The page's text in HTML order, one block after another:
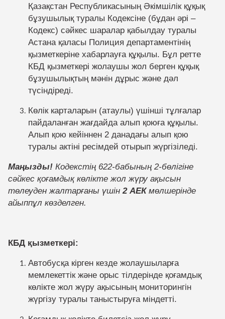
Қазақстан Республикасының Әкімшілік құқық
бұзушылық туралы Кодексіне (бұдан әрі –
Кодекс) сәйкес шаралар қабылдау туралы
Астана қаласы Полиция департаментінің
қызметкеріне хабарлауға құқылы. Бұл ретте
КБД қызметкері жолаушы жол берген құқық
бұзушылықтың мәнін дұрыс және дәл
түсіндіреді.
Көлік карталарын (атаулы) үшінші тұлғалар
пайдаланған жағдайда алып қоюға құқылы.
Алып қою кейіннен 2 данадағы алып қою
туралы актіні ресімдей отырып жүргізіледі.
Маңызды! Кодекстің 622-бабының 2-бөлігіне
сәйкес қоғамдық көлікте жол жүру ақысын
төлеуден жалтарғаны үшін 2 АЕКмөлшерінде
айыппұл көзделген.
КБД қызметкері:
Автобусқа кірген кезде жолаушыларға
мемлекеттік және орыс тілдерінде қоғамдық
көлікте жол жүру ақысының мониторингін
жүргізу туралы таныстыруға міндетті.